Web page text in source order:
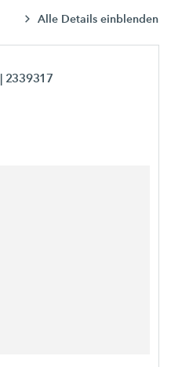
Alle Details einblenden
| 2339317